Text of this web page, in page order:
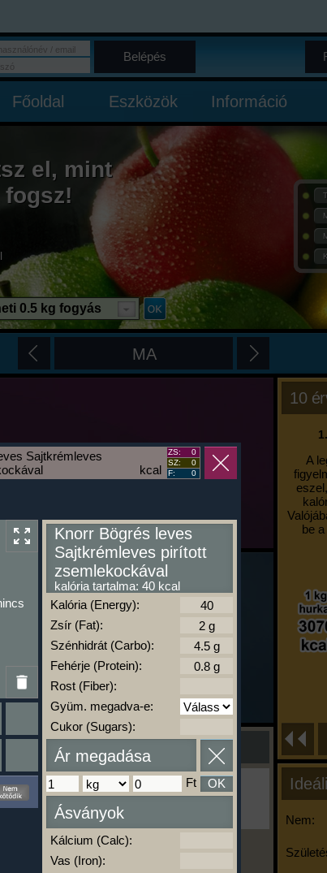
Belépés
Főoldal Eszközök Információ
el, mint
0.5 kg fogyás
MA
10
A
be
Nem:
Ha ma már nem eszel/sportolsz többet,
kattints a kiértékelésre!
A Kalória Szimulátor Prémium funkció.
kcal
Sajtkrémleves
ZS:
0
SZ:
0
F:
0
Knorr Bögrés leves
Sajtkrémleves pirított
zsemlekockával
kalória tartalma: 40 kcal
Kalória (Energy):
Zsír (Fat):
Szénhidrát (Carbo):
Fehérje (Protein):
Rost (Fiber):
Gyüm. megadva-e:
Cukor (Sugars):
Ár megadása
Ft OK
Ásványok
Kálcium (Calc):
Vas (Iron):